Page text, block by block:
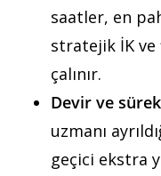
saatler, en
stratejik İK
çalınır.
Devir ve
uzmanı
geçici ekstra